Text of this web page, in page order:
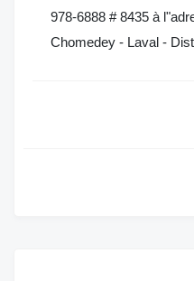
978-6888 # 8435 à
Chomedey - Laval -